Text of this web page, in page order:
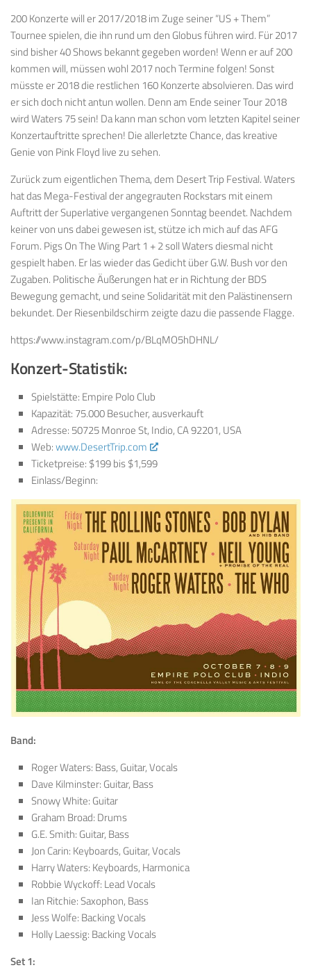
200 Konzerte will er 2017/2018 im Zuge seiner “US + Them”
Tournee spielen, die ihn rund um den Globus führen wird. Für 2017
sind bisher 40 Shows bekannt gegeben worden! Wenn er auf 200
kommen will, müssen wohl 2017 noch Termine folgen! Sonst
müsste er 2018 die restlichen 160 Konzerte absolvieren. Das wird
er sich doch nicht antun wollen. Denn am Ende seiner Tour 2018
wird Waters 75 sein! Da kann man schon vom letzten Kapitel seiner
Konzertauftritte sprechen! Die allerletzte Chance, das kreative
Genie von Pink Floyd live zu sehen.
Zurück zum eigentlichen Thema, dem Desert Trip Festival. Waters
hat das Mega-Festival der angegrauten Rockstars mit einem
Auftritt der Superlative vergangenen Sonntag beendet. Nachdem
keiner von uns dabei gewesen ist, stütze ich mich auf das AFG
Forum. Pigs On The Wing Part 1 + 2 soll Waters diesmal nicht
gespielt haben. Er las wieder das Gedicht über G.W. Bush vor den
Zugaben. Politische Äußerungen hat er in Richtung der BDS
Bewegung gemacht, und seine Solidarität mit den Palästinensern
bekundet. Der Riesenbildschirm zeigte dazu die passende Flagge.
https://www.instagram.com/p/BLqMO5hDHNL/
Konzert-Statistik:
Spielstätte: Empire Polo Club
Kapazität: 75.000 Besucher, ausverkauft
Adresse: 50725 Monroe St, Indio, CA 92201, USA
Web:www.DesertTrip.com
Ticketpreise: $199 bis $1,599
Einlass/Beginn:
Band:
Roger Waters: Bass, Guitar, Vocals
Dave Kilminster: Guitar, Bass
Snowy White: Guitar
Graham Broad: Drums
G.E. Smith: Guitar, Bass
Jon Carin: Keyboards, Guitar, Vocals
Harry Waters: Keyboards, Harmonica
Robbie Wyckoff: Lead Vocals
Ian Ritchie: Saxophon, Bass
Jess Wolfe: Backing Vocals
Holly Laessig: Backing Vocals
Set 1: